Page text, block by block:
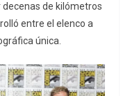
de kilómetros
entre el elenco a
única.